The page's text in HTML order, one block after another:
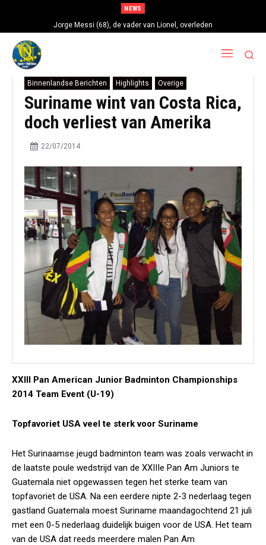
NEWS
Jorge Messi (68), de vader van Lionel, overleden
Binnenlandse Berichten Highlights Overige
Suriname wint van Costa Rica,
doch verliest van Amerika
22/07/2014
XXIII Pan American Junior Badminton Championships
2014 Team Event (U-19)
Topfavoriet USA veel te sterk voor Suriname
Het Surinaamse jeugd badminton team was zoals verwacht in
de laatste poule wedstrijd van de XXIIIe Pan Am Juniors te
Guatemala niet opgewassen tegen het sterke team van
topfavoriet de USA. Na een eerdere nipte 2-3 nederlaag tegen
gastland Guatemala moest Suriname maandagochtend 21 juli
met een 0-5 nederlaag duidelijk buigen voor de USA. Het team
van de USA dat reeds meerdere malen Pan Am